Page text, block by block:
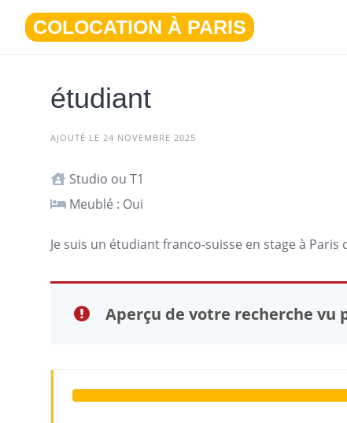
contenu
COLOCATION À PARIS
étudiant
AJOUTÉ LE 24 NOVEMBRE 2025
Studio ou T1
Meublé : Oui
Je suis un étudiant franco-suisse en stage à Paris
Aperçu de votre recherche vu